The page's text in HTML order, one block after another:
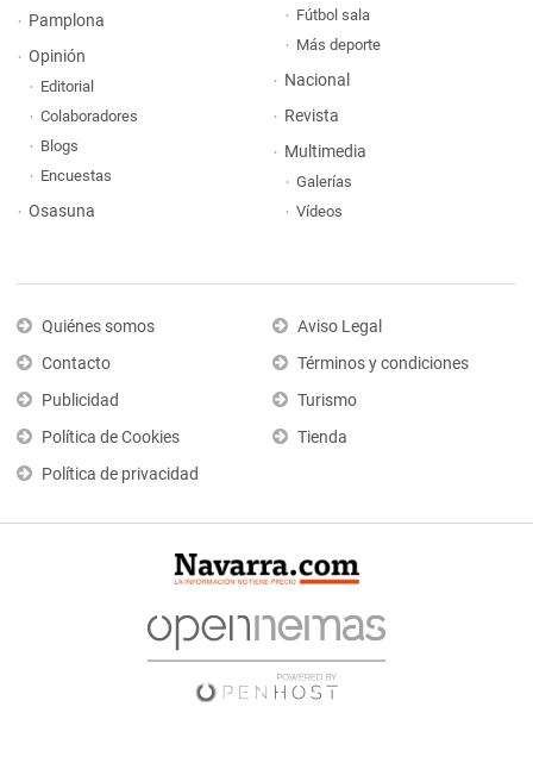
Pamplona
Opinión
Editorial
Colaboradores
Blogs
Encuestas
Osasuna
Fútbol sala
Más deporte
Nacional
Revista
Multimedia
Galerías
Vídeos
Quiénes somos
Contacto
Publicidad
Política de Cookies
Política de privacidad
Aviso Legal
Términos y condiciones
Turismo
Tienda